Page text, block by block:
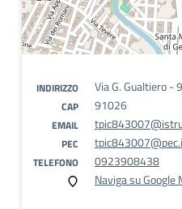
INDIRIZZO Via G. Gualtiero -
CAP 91026
EMAIL
PEC
TELEFONO
0923908438
Naviga su Google